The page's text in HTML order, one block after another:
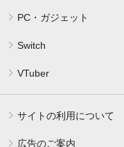
PC・ガジェット
Switch
VTuber
サイトの利用について
広告のご案内